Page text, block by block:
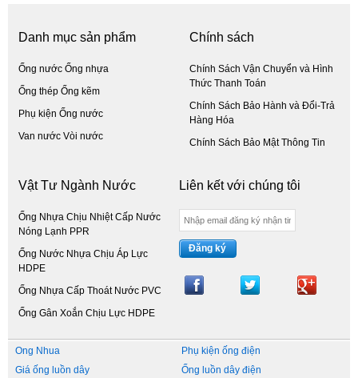
Danh mục sản phẩm
Ống nước Ống nhựa
Ống thép Ống kẽm
Phụ kiện Ống nước
Van nước Vòi nước
Chính sách
Chính Sách Vận Chuyển và Hình
Thức Thanh Toán
Chính Sách Bảo Hành và Đổi-Trả
Hàng Hóa
Chính Sách Bảo Mật Thông Tin
Vật Tư Ngành Nước
Ống Nhựa Chịu Nhiệt Cấp Nước
Nóng Lạnh PPR
Ống Nước Nhựa Chịu Áp Lực
HDPE
Ống Nhựa Cấp Thoát Nước PVC
Ống Gân Xoắn Chịu Lực HDPE
Liên kết với chúng tôi
Đăng ký
Ong Nhua
Phụ kiện ống điện
Giá ống luồn dây
Ống luồn dây điện